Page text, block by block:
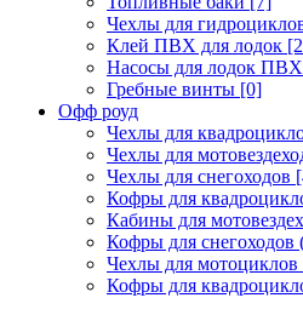
Чехлы для
Клей ПВХ для лодок
Насосы для лодок ПВХ
Гребные винты [0]
Офф роуд
Чехлы для
Чехлы для
Чехлы для снегоходов
Кофры для
Кабины для
Кофры для снегоходов
Чехлы для мотоциклов
Кофры для